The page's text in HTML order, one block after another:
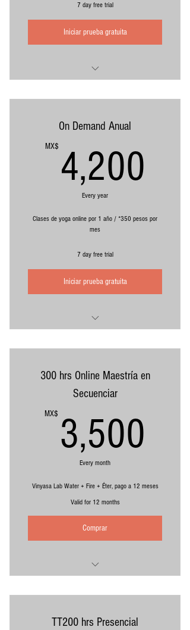
7 day free trial
Iniciar prueba gratuita
Clases con Consuelo Ordaz
*Equivalente a 400 pesos mensuales con
pago por adelantado
Cargo recurrente, cancela cuando quieras
On Demand Anual
MX$ 4,200
Every year
Clases de yoga online por 1 año / *350 pesos por
mes
7 day free trial
Iniciar prueba gratuita
Clases con Consuelo Ordaz
pago por adelantado
Cargo recurrente, cancela cuando quieras
300 hrs Online Maestría en
Secuenciar
MX$ 3,500
Every month
Vinyasa Lab Water + Fire + Éter, pago a 12 meses
Valid for 12 months
Comprar
sin intereses
TT200 hrs Presencial